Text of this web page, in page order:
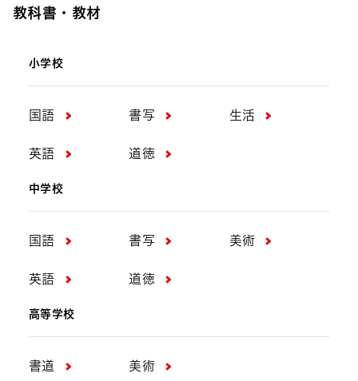
教科書・教材
小学校
国語 書写 生活
英語 道徳
中学校
国語 書写 美術
英語 道徳
高等学校
書道 美術